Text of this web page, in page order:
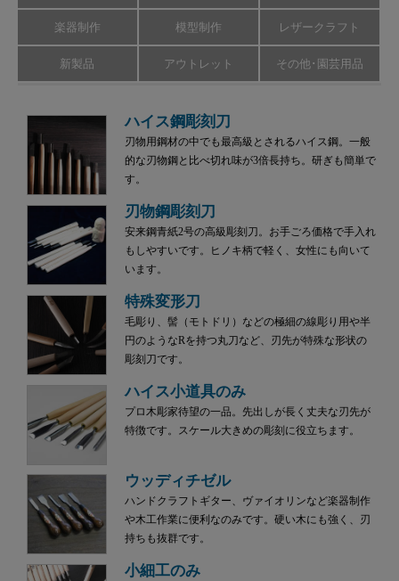
楽器制作 模型制作 レザークラフト
新製品 アウトレット その他･園芸用品
ハイス鋼彫刻刀
刃物用鋼材の中でも最高級とされるハイス鋼。一般
的な刃物鋼と比べ切れ味が3倍長持ち。研ぎも簡単で
す。
刃物鋼彫刻刀
安来鋼青紙2号の高級彫刻刀。お手ごろ価格で手入れ
もしやすいです。ヒノキ柄で軽く、女性にも向いて
います。
特殊変形刀
毛彫り、髻（モトドリ）などの極細の線彫り用や半
円のようなRを持つ丸刀など、刃先が特殊な形状の
彫刻刀です。
ハイス小道具のみ
プロ木彫家待望の一品。先出しが長く丈夫な刃先が
特徴です。スケール大きめの彫刻に役立ちます。
ウッディチゼル
ハンドクラフトギター、ヴァイオリンなど楽器制作
や木工作業に便利なのみです。硬い木にも強く、刃
持ちも抜群です。
小細工のみ